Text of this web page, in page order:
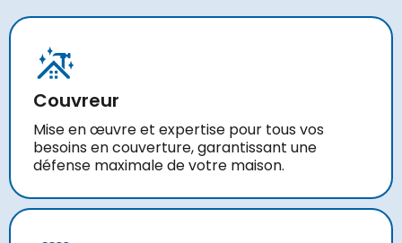
Couvreur
Mise en œuvre et expertise pour tous vos
besoins en couverture, garantissant une
défense maximale de votre maison.